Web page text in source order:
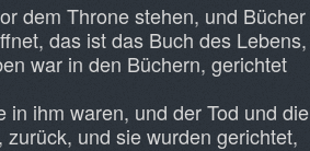
dem Throne stehen, und Bücher
das ist das Buch des Lebens,
war in den Büchern, gerichtet
ihm waren, und der Tod und die
und sie wurden gerichtet,